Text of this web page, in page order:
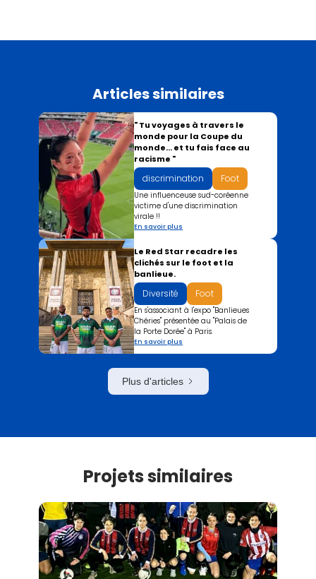
Articles similaires
" Tu voyages à travers le
monde pour la Coupe du
monde… et tu fais face au
racisme "
discrimination Foot
Une influenceuse sud-coréenne
victime d'une discrimination
virale !!
En savoir plus
Le Red Star recadre les
clichés sur le foot et la
banlieue.
Diversité Foot
En s'associant à l'expo "Banlieues
Chéries" présentée au "Palais de
la Porte Dorée" à Paris.
En savoir plus
Plus d'articles
Projets similaires